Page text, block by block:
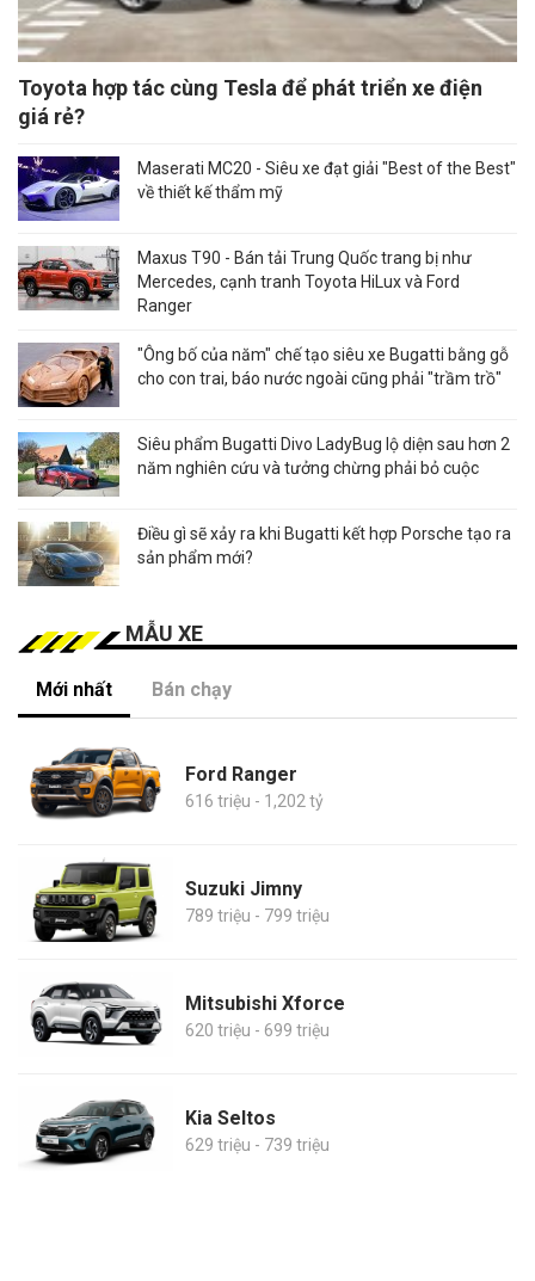
Toyota hợp tác cùng Tesla để phát triển xe điện
giá rẻ?
Maserati MC20 - Siêu xe đạt giải "Best of the Best"
về thiết kế thẩm mỹ
Maxus T90 - Bán tải Trung Quốc trang bị như
Mercedes, cạnh tranh Toyota HiLux và Ford
Ranger
"Ông bố của năm" chế tạo siêu xe Bugatti bằng gỗ
cho con trai, báo nước ngoài cũng phải "trầm trồ"
Siêu phẩm Bugatti Divo LadyBug lộ diện sau hơn 2
năm nghiên cứu và tưởng chừng phải bỏ cuộc
Điều gì sẽ xảy ra khi Bugatti kết hợp Porsche tạo ra
sản phẩm mới?
MẪU XE
Mới nhất Bán chạy
Ford Ranger
616 triệu - 1,202 tỷ
Suzuki Jimny
789 triệu - 799 triệu
Mitsubishi Xforce
620 triệu - 699 triệu
Kia Seltos
629 triệu - 739 triệu